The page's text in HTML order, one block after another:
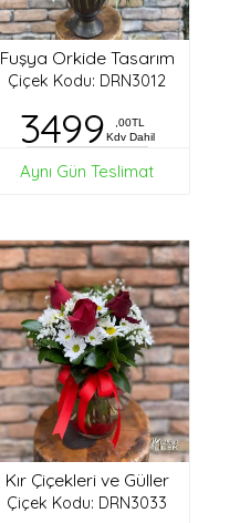
Fuşya Orkide Tasarım
Çiçek Kodu: DRN3012
3499
,00TL
Kdv Dahil
Aynı Gün Teslimat
Kır Çiçekleri ve Güller
Çiçek Kodu: DRN3033